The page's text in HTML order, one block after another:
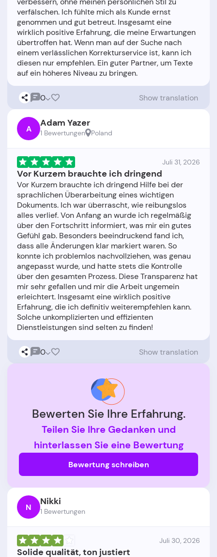
verfälschen. Ich fühlte mich als Kunde ernst
genommen und gut betreut. Insgesamt eine
wirklich positive Erfahrung, die meine Erwartungen
übertroffen hat. Wenn man auf der Suche nach
einem verlässlichen Korrekturservice ist, kann ich
diesen nur empfehlen. Ein guter Partner, um Texte
0 Show translation
A Adam Yazer
1 Bewertungen Poland
Juli 31, 2026
Vor Kurzem brauchte ich dringend
Vor Kurzem brauchte ich dringend Hilfe bei der
sprachlichen Überarbeitung eines wichtigen
Dokuments. Ich war überrascht, wie reibungslos
alles verlief. Von Anfang an wurde ich regelmäßig
über den Fortschritt informiert, was mir ein gutes
Gefühl gab. Besonders beeindruckend fand ich,
dass alle Änderungen klar markiert waren. So
konnte ich problemlos nachvollziehen, was genau
angepasst wurde, und hatte stets die Kontrolle
über den gesamten Prozess. Diese Transparenz hat
mir sehr gefallen und mir die Arbeit ungemein
erleichtert. Insgesamt eine wirklich positive
Erfahrung, die ich definitiv weiterempfehlen kann.
Solche unkomplizierten und effizienten
0 Show translation
Bewerten Sie Ihre Erfahrung.
Teilen Sie Ihre Gedanken und
hinterlassen Sie eine Bewertung
Bewertung schreiben
N Nikki
1 Bewertungen
Juli 30, 2026
Solide qualität, ton justiert